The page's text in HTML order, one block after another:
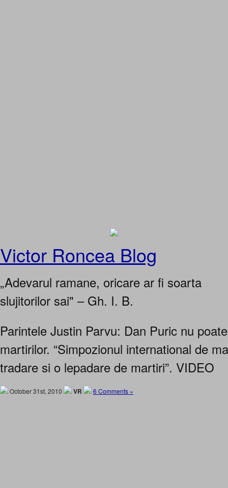
Victor Roncea Blog
„Adevarul ramane, oricare ar fi soarta
slujitorilor sai" – Gh. I. B.
Parintele Justin Parvu: Dan Puric nu
martirilor. “Simpozionul international de
tradare si o lepadare de martiri”. VIDEO
October 31st, 2010 VR 6 Comments »